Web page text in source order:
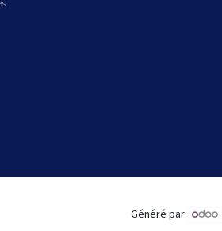
Généré par